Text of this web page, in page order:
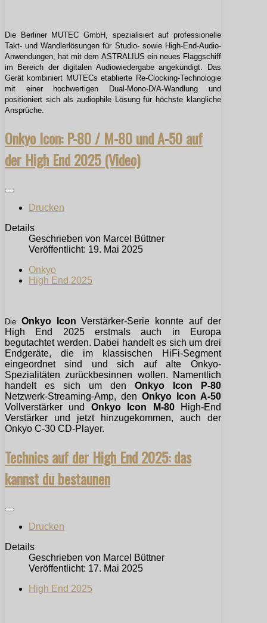
Die Berliner MUTEC GmbH, spezialisiert auf professionelle
Takt- und Wandlerlösungen für Studio- sowie High-End-Audio-
Anwendungen, hat mit dem ASTRALIUS ein neues Flaggschiff
im Bereich der digitalen Audiowiedergabe angekündigt. Das
Gerät kombiniert MUTECs etablierte Re-Clocking-Technologie
mit einer hochwertigen Dual-Mono-D/A-Wandlung und
positioniert sich als audiophile Lösung für höchste klangliche
Ansprüche.
Onkyo Icon: P-80 / M-80 und A-50 auf
der High End 2025 (Video)
Drucken
Details
Geschrieben von Marcel Büttner
Veröffentlicht: 19. Mai 2025
Onkyo
High End 2025
Die Onkyo Icon Verstärker-Serie konnte auf der
High End 2025 erstmals auch in Europa
begutachtet werden. Dabei handelt es sich um drei
Endgeräte, die im klassischen HiFi-Segment
eingeordnet sind und sich auf alte Onkyo-
Spezialitäten zurückbesinnen wollen. Namentlich
handelt es sich um den Onkyo Icon P-80
Netzwerk-Streaming-Amp, den Onkyo Icon A-50
Vollverstärker und Onkyo Icon M-80High-End
Verstärker und jetzt hinzugekommen, auch der
Onkyo C-30 CD-Player.
Technics auf der High End 2025: das
kannst du bestaunen
Drucken
Details
Geschrieben von Marcel Büttner
Veröffentlicht: 17. Mai 2025
High End 2025